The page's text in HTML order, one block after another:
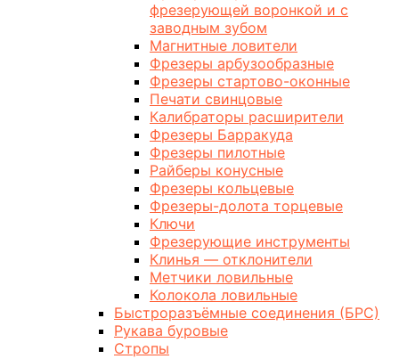
фрезерующей воронкой и с
заводным зубом
Магнитные ловители
Фрезеры арбузообразные
Фрезеры стартово-оконные
Печати свинцовые
Калибраторы расширители
Фрезеры Барракуда
Фрезеры пилотные
Райберы конусные
Фрезеры кольцевые
Фрезеры-долота торцевые
Ключи
Фрезерующие инструменты
Клинья — отклонители
Метчики ловильные
Колокола ловильные
Быстроразъёмные соединения (БРС)
Рукава буровые
Стропы